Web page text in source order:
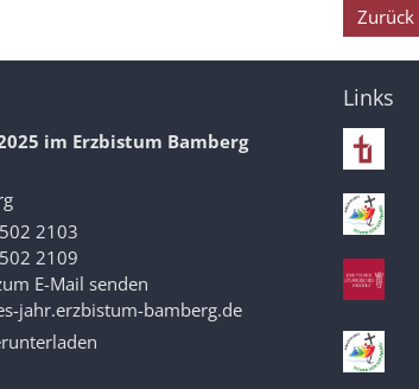
Zurück
im Erzbistum Bamberg
2103
2109
E-Mail senden
jahr.erzbistum-bamberg.de
Links